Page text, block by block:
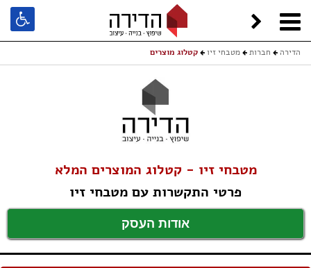
הדירה חברות מטבחי זיו קטלוג מוצרים
מטבחי זיו - קטלוג המוצרים המלא
פרטי התקשרות עם מטבחי זיו
אודות העסק